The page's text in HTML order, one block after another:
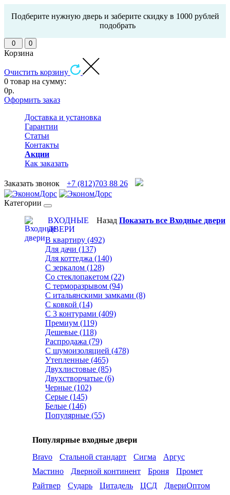
Подберите нужную дверь и заберите скидку в 1000 рублей
подобрать
0 0
Корзина
Очистить корзину
0 товар на сумму:
0р.
Оформить заказ
Доставка и установка
Гарантии
Статьи
Контакты
Акции
Как заказать
Заказать звонок +7 (812)703 88 26
Категории
ВХОДНЫЕ
ДВЕРИ
Назад Показать все Входные двери
В квартиру (492)
Для дачи (137)
Для коттеджа (140)
С зеркалом (128)
Со стеклопакетом (22)
С терморазрывом (94)
С итальянскими замками (8)
С ковкой (14)
С 3 контурами (409)
Премиум (119)
Дешевые (118)
Распродажа (79)
С шумоизоляцией (478)
Утепленные (465)
Двухлистовые (85)
Двухстворчатые (6)
Черные (102)
Серые (145)
Белые (146)
Популярные (55)
Популярные входные двери
Bravo
Стальной стандарт Сигма
Аргус
Мастино
Дверной континент Броня
Промет
Райтвер
Сударь Цитадель ЦСД
ДвериОптом